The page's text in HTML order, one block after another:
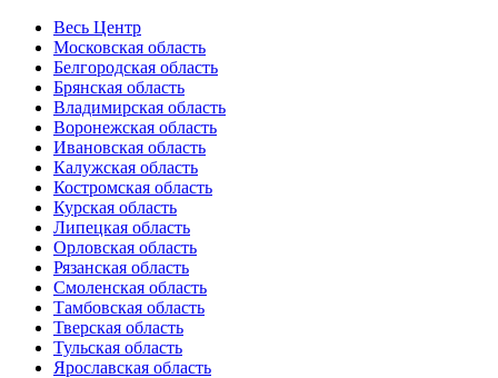
Весь Центр
Московская область
Белгородская область
Брянская область
Владимирская область
Воронежская область
Ивановская область
Калужская область
Костромская область
Курская область
Липецкая область
Орловская область
Рязанская область
Смоленская область
Тамбовская область
Тверская область
Тульская область
Ярославская область